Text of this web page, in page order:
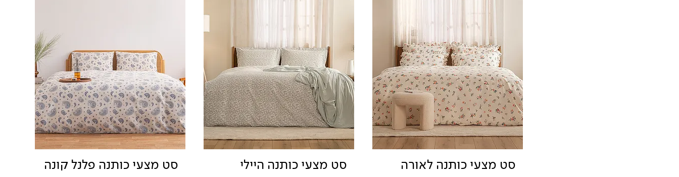
סט מצעי כותנה לאורה סט מצעי כותנה היילי סט מצעי כותנה פלנל קונה